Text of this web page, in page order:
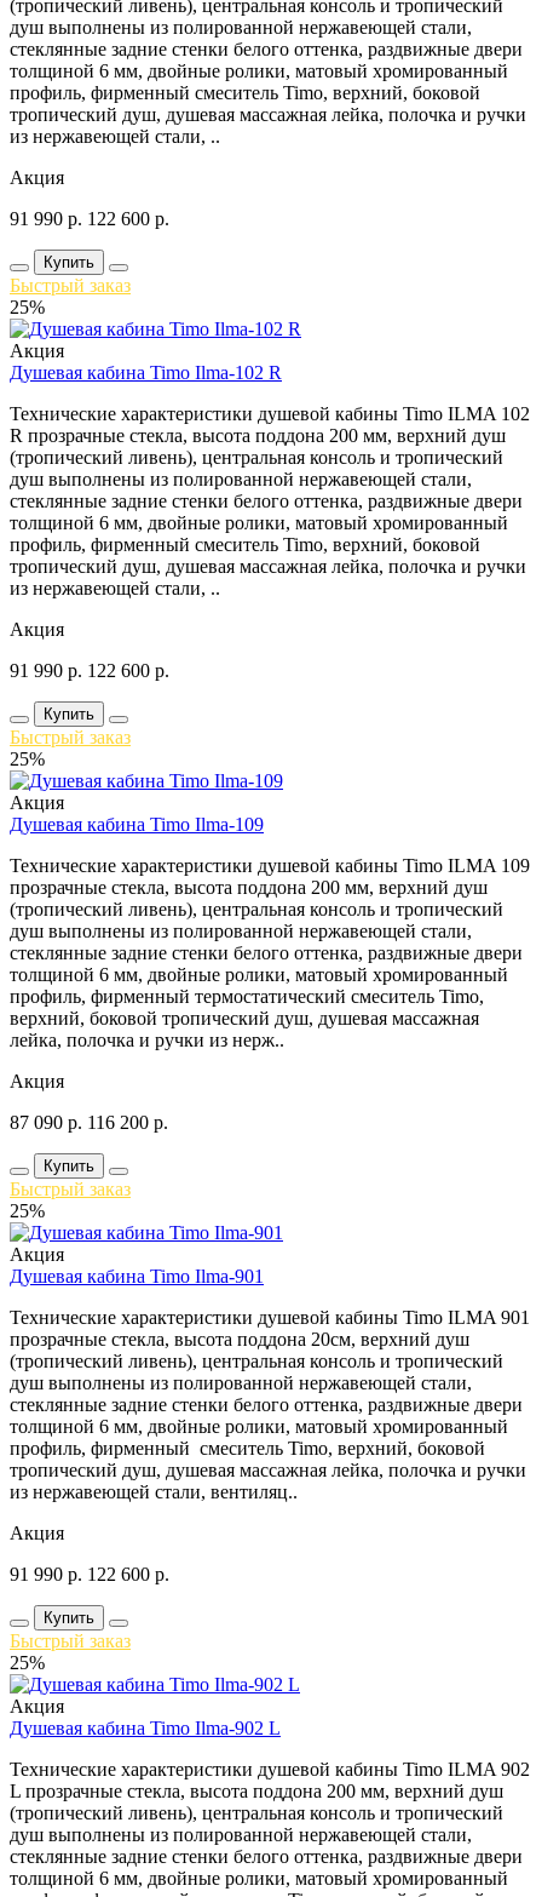
(тропический ливень), центральная консоль и тропический
душ выполнены из полированной нержавеющей стали,
стеклянные задние стенки белого оттенка, раздвижные двери
толщиной 6 мм, двойные ролики, матовый хромированный
профиль, фирменный смеситель Timo, верхний, боковой
тропический душ, душевая массажная лейка, полочка и ручки
из нержавеющей стали, ..
Акция
91 990 р. 122 600 р.
Купить
Быстрый заказ
25%
Акция
Душевая кабина Timo Ilma-102 R
Технические характеристики душевой кабины Timo ILMA 102
R прозрачные стекла, высота поддона 200 мм, верхний душ
(тропический ливень), центральная консоль и тропический
душ выполнены из полированной нержавеющей стали,
стеклянные задние стенки белого оттенка, раздвижные двери
толщиной 6 мм, двойные ролики, матовый хромированный
профиль, фирменный смеситель Timo, верхний, боковой
тропический душ, душевая массажная лейка, полочка и ручки
из нержавеющей стали, ..
Акция
91 990 р. 122 600 р.
Купить
Быстрый заказ
25%
Акция
Душевая кабина Timo Ilma-109
Технические характеристики душевой кабины Timo ILMA 109
прозрачные стекла, высота поддона 200 мм, верхний душ
(тропический ливень), центральная консоль и тропический
душ выполнены из полированной нержавеющей стали,
стеклянные задние стенки белого оттенка, раздвижные двери
толщиной 6 мм, двойные ролики, матовый хромированный
профиль, фирменный термостатический смеситель Timo,
верхний, боковой тропический душ, душевая массажная
лейка, полочка и ручки из нерж..
Акция
87 090 р. 116 200 р.
Купить
Быстрый заказ
25%
Акция
Душевая кабина Timo Ilma-901
Технические характеристики душевой кабины Timo ILMA 901
прозрачные стекла, высота поддона 20см, верхний душ
(тропический ливень), центральная консоль и тропический
душ выполнены из полированной нержавеющей стали,
стеклянные задние стенки белого оттенка, раздвижные двери
толщиной 6 мм, двойные ролики, матовый хромированный
профиль, фирменный смеситель Timo, верхний, боковой
тропический душ, душевая массажная лейка, полочка и ручки
из нержавеющей стали, вентиляц..
Акция
91 990 р. 122 600 р.
Купить
Быстрый заказ
25%
Акция
Душевая кабина Timo Ilma-902 L
Технические характеристики душевой кабины Timo ILMA 902
L прозрачные стекла, высота поддона 200 мм, верхний душ
(тропический ливень), центральная консоль и тропический
душ выполнены из полированной нержавеющей стали,
стеклянные задние стенки белого оттенка, раздвижные двери
толщиной 6 мм, двойные ролики, матовый хромированный